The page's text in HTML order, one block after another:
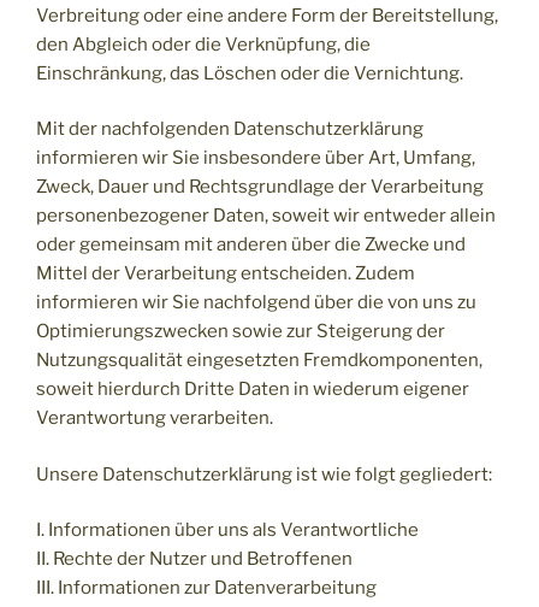
Verbreitung oder eine andere Form der Bereitstellung,
den Abgleich oder die Verknüpfung, die
Einschränkung, das Löschen oder die Vernichtung.
Mit der nachfolgenden Datenschutzerklärung
informieren wir Sie insbesondere über Art, Umfang,
Zweck, Dauer und Rechtsgrundlage der Verarbeitung
personenbezogener Daten, soweit wir entweder allein
oder gemeinsam mit anderen über die Zwecke und
Mittel der Verarbeitung entscheiden. Zudem
informieren wir Sie nachfolgend über die von uns zu
Optimierungszwecken sowie zur Steigerung der
Nutzungsqualität eingesetzten Fremdkomponenten,
soweit hierdurch Dritte Daten in wiederum eigener
Verantwortung verarbeiten.
Unsere Datenschutzerklärung ist wie folgt gegliedert:
I. Informationen über uns als Verantwortliche
II. Rechte der Nutzer und Betroffenen
III. Informationen zur Datenverarbeitung